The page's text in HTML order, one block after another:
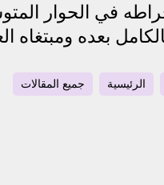
في الحوار
الرئيسية جميع المقالات